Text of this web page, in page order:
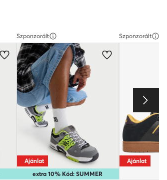
Szponzorált
extra 10% Kód: SUMMER
Ajánlat
Szponzorált
Ajánlat